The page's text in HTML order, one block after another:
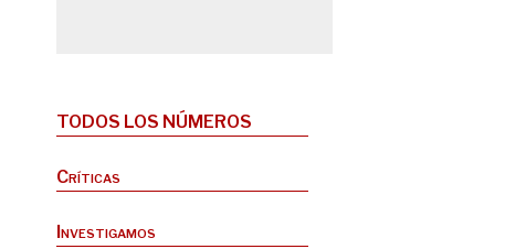
TODOS LOS NÚMEROS
Críticas
Investigamos